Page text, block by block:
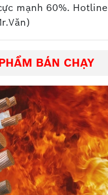
mạnh 60%. Hotline
BÁN CHẠY